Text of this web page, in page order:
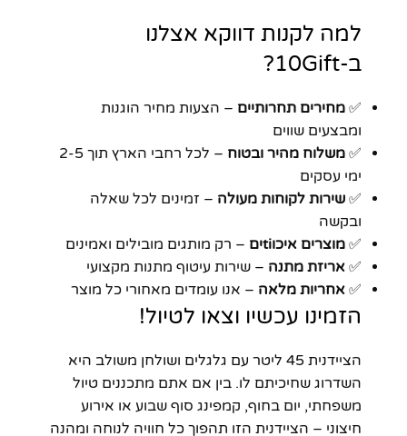
למה לקנות דווקא אצלנו
ב-10Gift?
✅ מחירים תחרותיים – הצעות מחיר הוגנות
ומבצעים שווים
✅ משלוח מהיר ובטוח
– לכל רחבי הארץ תוך 2-5
ימי עסקים
✅ שירות לקוחות מעולה – זמינים לכל שאלה
ובקשה
✅ מוצרים איכוtiים
– רק מותגים מובילים ואמינים
✅ אריזת מתנה – שירות עיטוף מתנות מקצועי
✅ אחריות מלאה – אנו עומדים מאחורי כל מוצר
הזמינו עכשיו וצאו לטיול!
הציידנית 45 ליטר עם גלגלים ושולחן משולב היא
השדרוג שחיכיתם לו. בין אם אתם מתכננים טיול
משפחתי, יום בחוף, קמפינג סוף שבוע או אירוע
חיצוני – הציידנית הזו תהפוך כל חוויה לנוחה ומהנה